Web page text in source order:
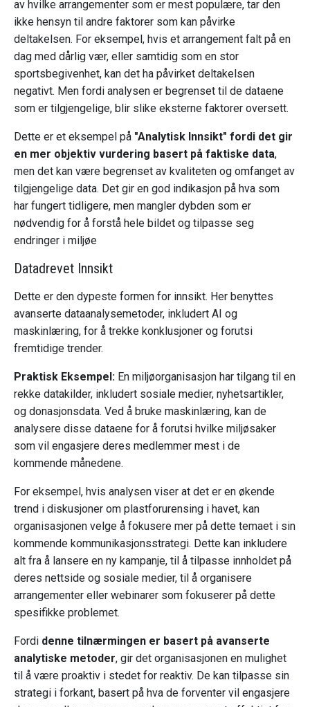
av hvilke arrangementer som er mest populære, tar den
ikke hensyn til andre faktorer som kan påvirke
deltakelsen. For eksempel, hvis et arrangement falt på en
dag med dårlig vær, eller samtidig som en stor
sportsbegivenhet, kan det ha påvirket deltakelsen
negativt. Men fordi analysen er begrenset til de dataene
som er tilgjengelige, blir slike eksterne faktorer oversett.
Dette er et eksempel på "Analytisk Innsikt" fordi det gir
en mer objektiv vurdering basert på faktiske data,
men det kan være begrenset av kvaliteten og omfanget av
tilgjengelige data. Det gir en god indikasjon på hva som
har fungert tidligere, men mangler dybden som er
nødvendig for å forstå hele bildet og tilpasse seg
endringer i miljøe
Datadrevet Innsikt
Dette er den dypeste formen for innsikt. Her benyttes
avanserte dataanalysemetoder, inkludert AI og
maskinlæring, for å trekke konklusjoner og forutsi
fremtidige trender.
Praktisk Eksempel: En miljøorganisasjon har tilgang til en
rekke datakilder, inkludert sosiale medier, nyhetsartikler,
og donasjonsdata. Ved å bruke maskinlæring, kan de
analysere disse dataene for å forutsi hvilke miljøsaker
som vil engasjere deres medlemmer mest i de
kommende månedene.
For eksempel, hvis analysen viser at det er en økende
trend i diskusjoner om plastforurensing i havet, kan
organisasjonen velge å fokusere mer på dette temaet i sin
kommende kommunikasjonsstrategi. Dette kan inkludere
alt fra å lansere en ny kampanje, til å tilpasse innholdet på
deres nettside og sosiale medier, til å organisere
arrangementer eller webinarer som fokuserer på dette
spesifikke problemet.
Fordi denne tilnærmingen er basert på avanserte
analytiske metoder, gir det organisasjonen en mulighet
til å være proaktiv i stedet for reaktiv. De kan tilpasse sin
strategi i forkant, basert på hva de forventer vil engasjere